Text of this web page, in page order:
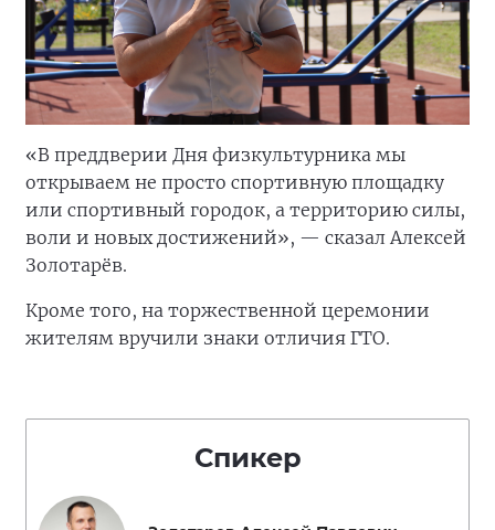
«В преддверии Дня физкультурника мы
открываем не просто спортивную площадку
или спортивный городок, а территорию силы,
воли и новых достижений», — сказал Алексей
Золотарёв.
Кроме того, на торжественной церемонии
жителям вручили знаки отличия ГТО.
Спикер